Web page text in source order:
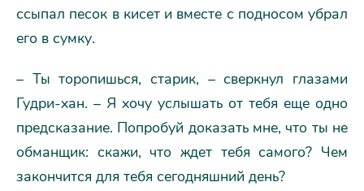
ссыпал песок в кисет и вместе с подносом убрал
его в сумку.
– Ты торопишься, старик, – сверкнул глазами
Гудри-хан. – Я хочу услышать от тебя еще одно
предсказание. Попробуй доказать мне, что ты не
обманщик: скажи, что ждет тебя самого? Чем
закончится для тебя сегодняшний день?